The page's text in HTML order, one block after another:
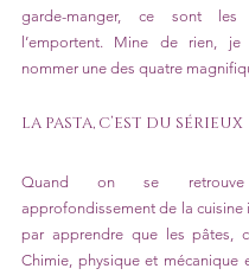
garde-manger, ce sont les
l’emportent. Mine de rien,
nommer une des quatre
LA PASTA, C’EST DU SÉRIEUX
Quand on se
approfondissement de la cuisine
par apprendre que les pâtes,
Chimie, physique et mécanique